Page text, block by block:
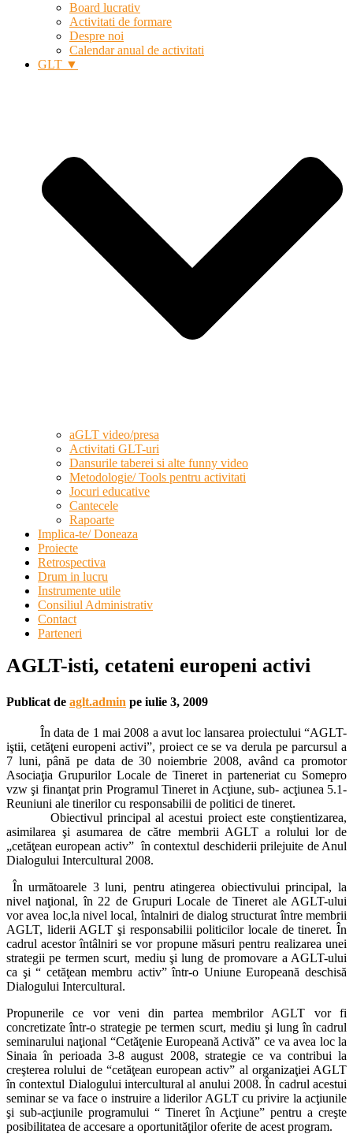
Board lucrativ
Activitati de formare
Despre noi
Calendar anual de activitati
GLT ▼
aGLT video/presa
Activitati GLT-uri
Dansurile taberei si alte funny video
Metodologie/ Tools pentru activitati
Jocuri educative
Cantecele
Rapoarte
Implica-te/ Doneaza
Proiecte
Retrospectiva
Drum in lucru
Instrumente utile
Consiliul Administrativ
Contact
Parteneri
AGLT-isti, cetateni europeni activi
Publicat de aglt.admin pe iulie 3, 2009
În data de 1 mai 2008 a avut loc lansarea proiectului “AGLT-
iştii, cetăţeni europeni activi”, proiect ce se va derula pe parcursul a
7 luni, până pe data de 30 noiembrie 2008, având ca promotor
Asociaţia Grupurilor Locale de Tineret in parteneriat cu Somepro
vzw şi finanţat prin Programul Tineret in Acţiune, sub- acţiunea 5.1-
Reuniuni ale tinerilor cu responsabilii de politici de tineret.
Obiectivul principal al acestui proiect este conştientizarea,
asimilarea şi asumarea de către membrii AGLT a rolului lor de
„cetăţean european activ” în contextul deschiderii prilejuite de Anul
Dialogului Intercultural 2008.
În următoarele 3 luni, pentru atingerea obiectivului principal, la
nivel naţional, în 22 de Grupuri Locale de Tineret ale AGLT-ului
vor avea loc,la nivel local, întalniri de dialog structurat între membrii
AGLT, liderii AGLT şi responsabilii politicilor locale de tineret. În
cadrul acestor întâlniri se vor propune măsuri pentru realizarea unei
strategii pe termen scurt, mediu şi lung de promovare a AGLT-ului
ca şi “ cetăţean membru activ” într-o Uniune Europeană deschisă
Dialogului Intercultural.
Propunerile ce vor veni din partea membrilor AGLT vor fi
concretizate într-o strategie pe termen scurt, mediu şi lung în cadrul
seminarului naţional “Cetăţenie Europeană Activă” ce va avea loc la
Sinaia în perioada 3-8 august 2008, strategie ce va contribui la
creşterea rolului de “cetăţean european activ” al organizaţiei AGLT
în contextul Dialogului intercultural al anului 2008. În cadrul acestui
seminar se va face o instruire a liderilor AGLT cu privire la acţiunile
şi sub-acţiunile programului “ Tineret în Acţiune” pentru a creşte
posibilitatea de accesare a oportunităţilor oferite de acest program.